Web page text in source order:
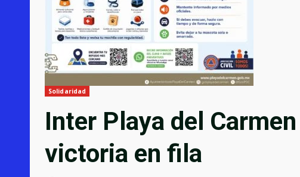
Solidaridad
Inter Playa del
victoria en fila